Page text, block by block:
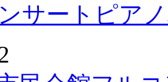
サートピア